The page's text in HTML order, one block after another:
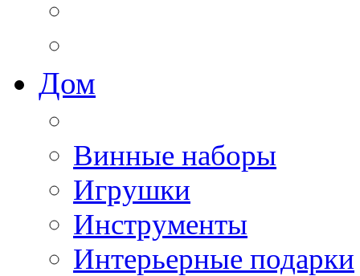
Дом
Винные наборы
Игрушки
Инструменты
Интерьерные подарки